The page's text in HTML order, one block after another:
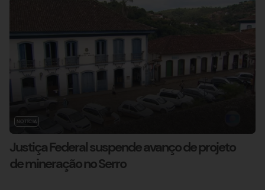
NOTÍCIA
Justiça Federal suspende avanço de projeto
de mineração no Serro